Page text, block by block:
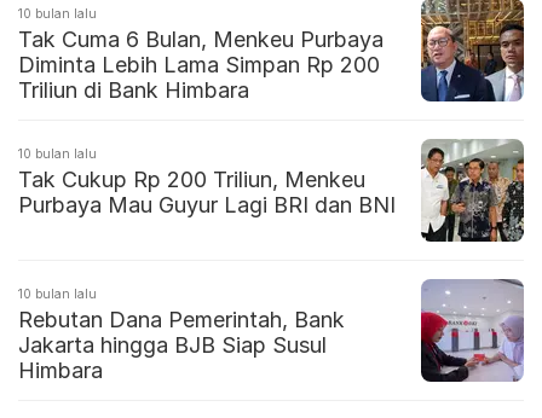
10 bulan lalu
Tak Cuma 6 Bulan, Menkeu Purbaya
Diminta Lebih Lama Simpan Rp 200
Triliun di Bank Himbara
10 bulan lalu
Tak Cukup Rp 200 Triliun, Menkeu
Purbaya Mau Guyur Lagi BRI dan BNI
10 bulan lalu
Rebutan Dana Pemerintah, Bank
Jakarta hingga BJB Siap Susul
Himbara